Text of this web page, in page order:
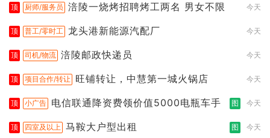
顶 厨师/服务员 涪陵一烧烤招聘烤工两名 男女不限 今天
顶 普工/零时工 龙头港新能源汽配厂 今天
顶 司机/物流 涪陵邮政快递员 今天
顶 项目合作/转让 旺铺转让，中慧第一城火锅店 今天
顶 小广告 电信联通降资费领价值5000电瓶车手 图 今天
顶 四室及以上 马鞍大户型出租 图 今天